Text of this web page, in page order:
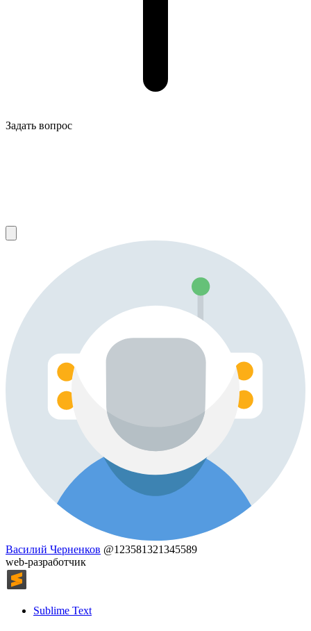
Задать вопрос
Василий Черненков @123581321345589
web-разработчик
Sublime Text